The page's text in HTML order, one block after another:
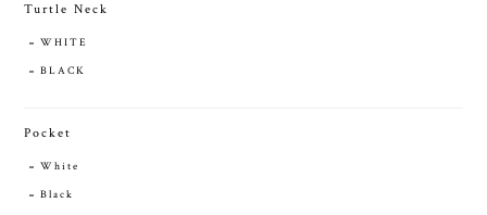
Turtle Neck
WHITE
BLACK
Pocket
White
Black